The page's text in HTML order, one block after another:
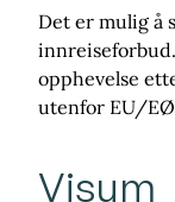
Det er mulig å
opphevelse
utenfor EU/
Visum